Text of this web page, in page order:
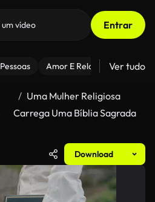
Entrar
Pessoas Amor E Relacionamentos
Ver tudo
Uma Mulher Religiosa
Carrega Uma Bíblia Sagrada
Download